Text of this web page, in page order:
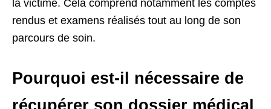
la victime. Cela comprend notamment les comptes
rendus et examens réalisés tout au long de son
parcours de soin.
Pourquoi est-il nécessaire de
récupérer son dossier médical